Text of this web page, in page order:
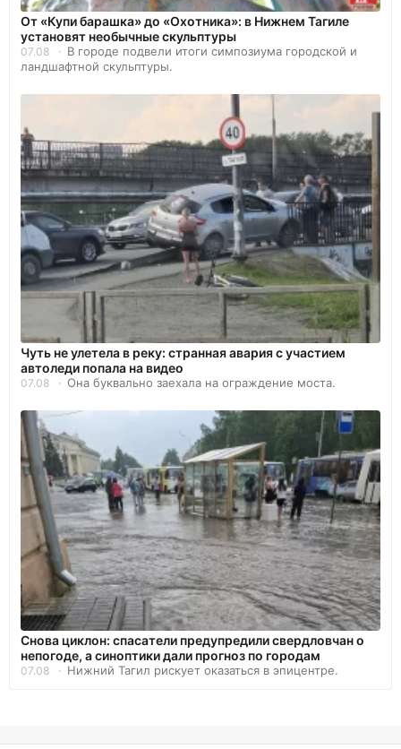
От «Купи барашка» до «Охотника»: в Нижнем Тагиле
установят необычные скульптуры
07.08
В городе подвели итоги симпозиума городской и
ландшафтной скульптуры.
Чуть не улетела в реку: странная авария с участием
автоледи попала на видео
07.08 Она буквально заехала на ограждение моста.
Снова циклон: спасатели предупредили свердловчан о
непогоде, а синоптики дали прогноз по городам
07.08 Нижний Тагил рискует оказаться в эпицентре.